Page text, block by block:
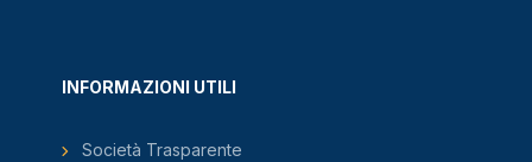
INFORMAZIONI UTILI
Società Trasparente